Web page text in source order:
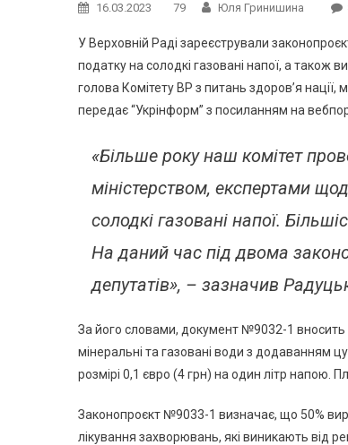
16.03.2023 79 Юля Гринишина
У Верховній Раді зареєстрували
податку на солодкі газовані напої, а
голова Комітету ВР з питань здоров’я
передає “Укрінформ” з посиланням на
«Більше року наш комітет
міністерством, експертами
солодкі газовані напої.
На даний час під двома
депутатів», – зазначив
За його словами, документ №9032-1 вносить
мінеральні та газовані води з додаванням
розмірі 0,1 євро (4 грн) на один літр напою.
Законопроєкт №9033-1 визначає, що 50%
лікування захворювань, які виникають від